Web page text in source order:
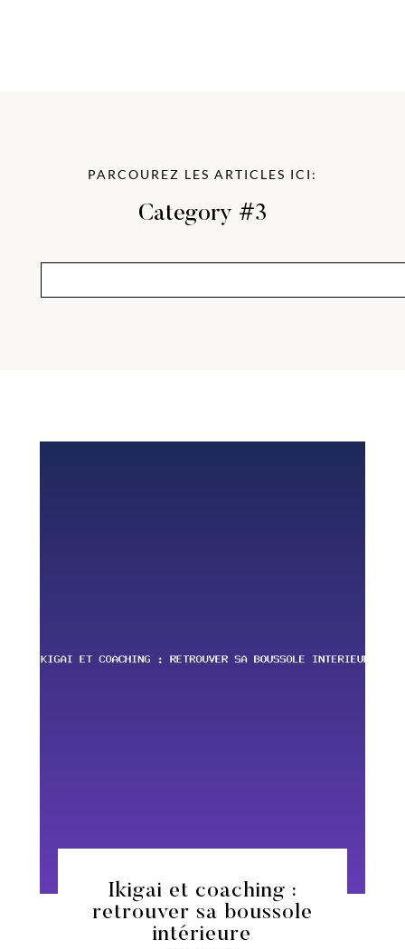
PARCOUREZ LES ARTICLES ICI:
Category #3
Ikigai et coaching :
retrouver sa boussole
intérieure